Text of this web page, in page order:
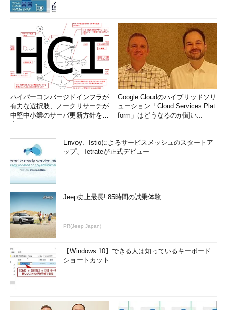
ハイパーコンバージドインフラが
有力な選択肢、ノークリサーチが
中堅中小業のサーバ更新方針を調
Google Cloudのハイブリッドソリ
ューション「Cloud Services Plat
form」はどうなるのか聞い...
Envoy、Istioによるサービスメッシュのスタートア
ップ、Tetrateが正式デビュー
Jeep史上最長! 85時間の試乗体験
PR(Jeep Japan)
【Windows 10】できる人は知っているキーボード
ショートカット